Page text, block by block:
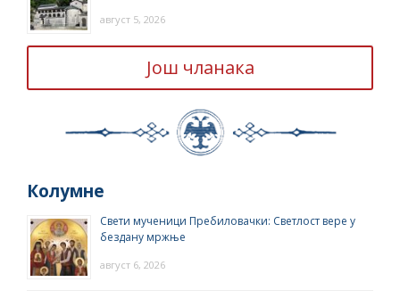
август 5, 2026
Још чланака
Колумне
Свети мученици Пребиловачки: Светлост вере у
бездану мржње
август 6, 2026